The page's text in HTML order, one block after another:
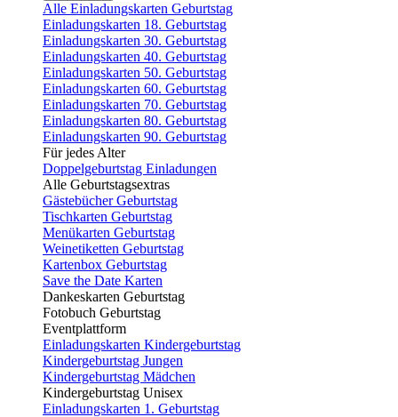
Alle Einladungskarten Geburtstag
Einladungskarten 18. Geburtstag
Einladungskarten 30. Geburtstag
Einladungskarten 40. Geburtstag
Einladungskarten 50. Geburtstag
Einladungskarten 60. Geburtstag
Einladungskarten 70. Geburtstag
Einladungskarten 80. Geburtstag
Einladungskarten 90. Geburtstag
Für jedes Alter
Doppelgeburtstag Einladungen
Alle Geburtstagsextras
Gästebücher Geburtstag
Tischkarten Geburtstag
Menükarten Geburtstag
Weinetiketten Geburtstag
Kartenbox Geburtstag
Save the Date Karten
Dankeskarten Geburtstag
Fotobuch Geburtstag
Eventplattform
Einladungskarten Kindergeburtstag
Kindergeburtstag Jungen
Kindergeburtstag Mädchen
Kindergeburtstag Unisex
Einladungskarten 1. Geburtstag